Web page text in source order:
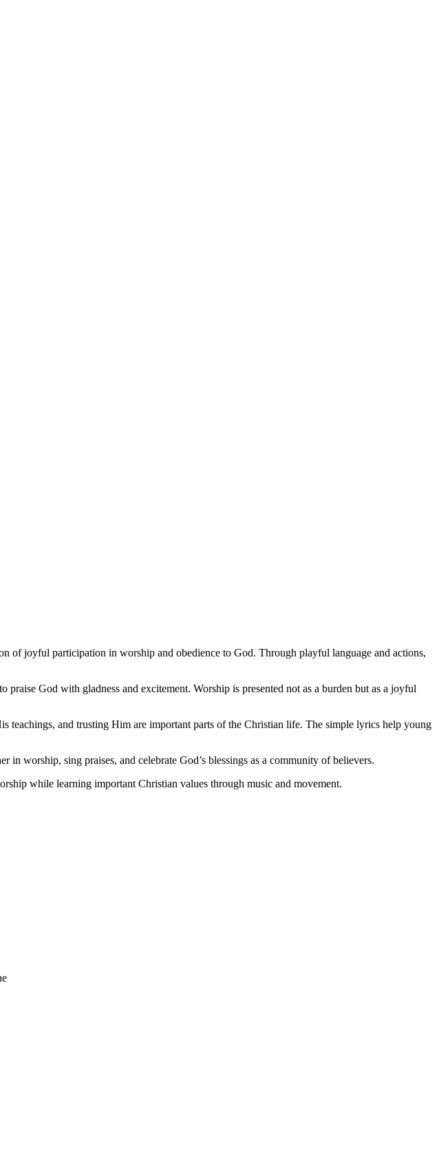
of joyful participation in worship and obedience to God. Through playful language and actions,
praise God with gladness and excitement. Worship is presented not as a burden but as a joyful
teachings, and trusting Him are important parts of the Christian life. The simple lyrics help young
worship, sing praises, and celebrate God’s blessings as a community of believers.
while learning important Christian values through music and movement.